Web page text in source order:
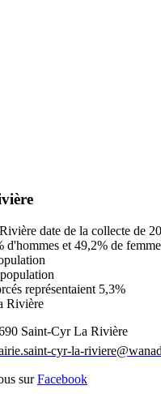
date de la collecte de
d'hommes et 49,2% de
représentaient 5,3%
Rivière
Saint-Cyr La Rivière
cyr-la-
surFacebook